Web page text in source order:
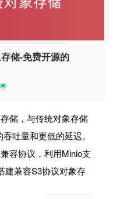
储-免费开源的
储，与传统对象存储
吐量和更低的延迟。
容协议，利用Minio支
建兼容S3协议对象存